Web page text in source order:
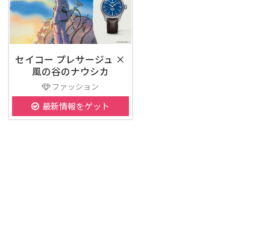
セイコー プレサージュ ×
風の谷のナウシカ
ファッション
最新情報をゲット